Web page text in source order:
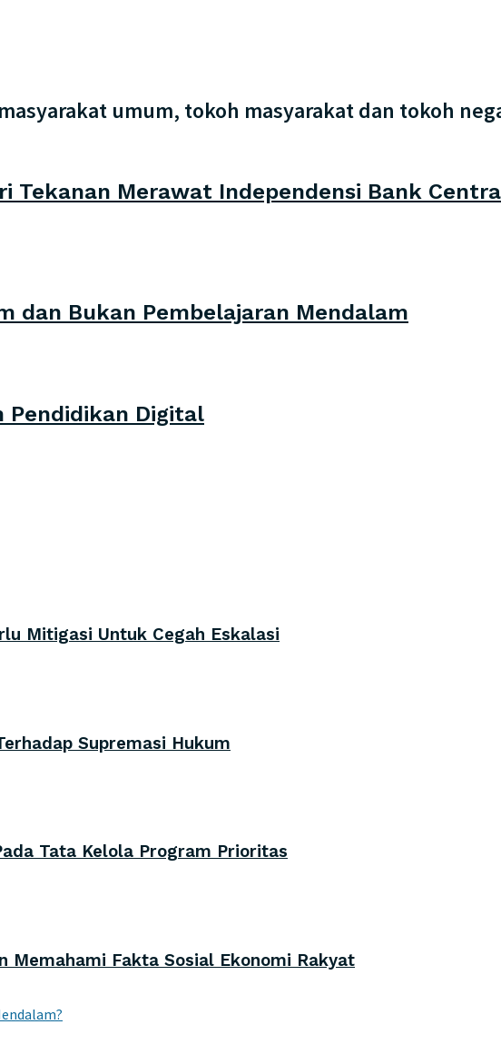
umum, tokoh masyarakat dan tokoh
Tekanan Merawat Independensi Bank
dan Bukan Pembelajaran Mendalam
Pendidikan Digital
Mitigasi Untuk Cegah Eskalasi
Supremasi Hukum
Tata Kelola Program Prioritas
Memahami Fakta Sosial Ekonomi Rakyat